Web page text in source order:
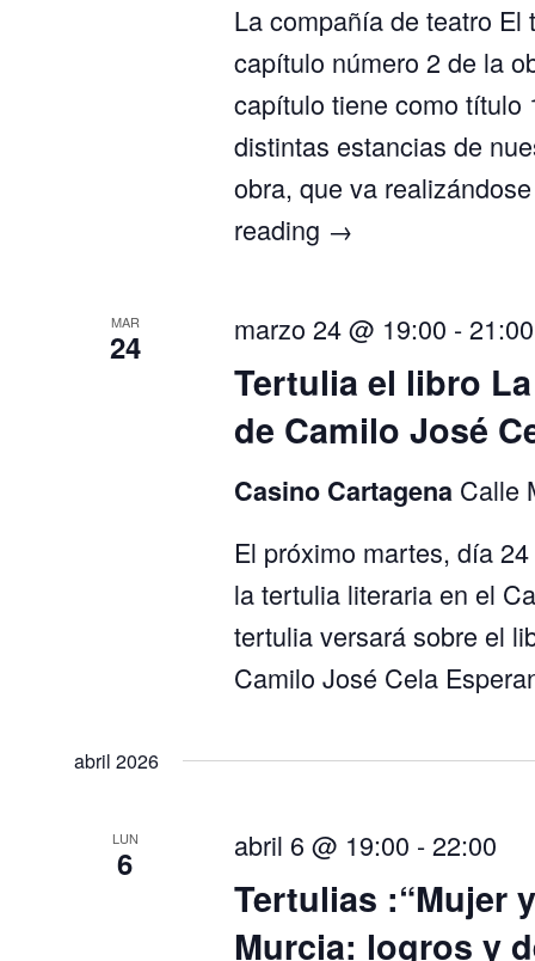
La compañía de teatro
capítulo número 2 de la
capítulo tiene como título
distintas estancias de
obra, que va
reading →
MAR
24
Tertulia el libro
de Camilo José
marzo 24 @ 19:00 - 21:00
Casino Cartagena Calle
El próximo martes, día
la tertulia literaria en el
tertulia versará sobre el
Camilo José Cela
abril 2026
LUN
6
Tertulias :“Mujer
Murcia: logros y
abril 6 @ 19:00 - 22:00